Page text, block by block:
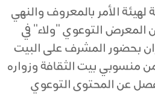
لهيئة الأمر بالمعروف والنهي
المعرض التوعوي "ولاء" في
بحضور المشرف على البيت
منسوبي بيت الثقافة وزواره
عن المحتوى التوعوي